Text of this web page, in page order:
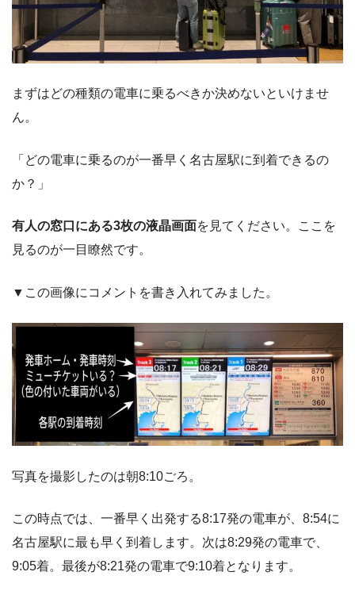
まずはどの種類の電車に乗るべきか決めないといけませ
ん。
「どの電車に乗るのが一番早く名古屋駅に到着できるの
か？」
有人の窓口にある3枚の液晶画面を見てください。ここを
見るのが一目瞭然です。
▼この画像にコメントを書き入れてみました。
写真を撮影したのは朝8:10ごろ。
この時点では、一番早く出発する8:17発の電車が、8:54に
名古屋駅に最も早く到着します。次は8:29発の電車で、
9:05着。最後が8:21発の電車で9:10着となります。